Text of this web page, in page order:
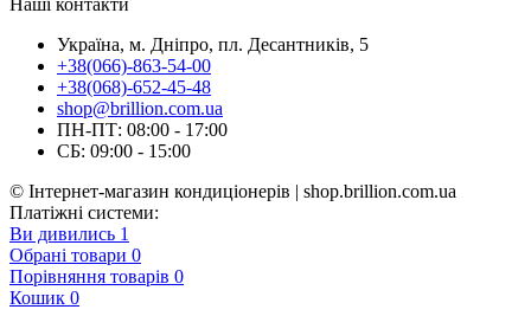
Україна, м. Дніпро, пл. Десантників, 5
+38(066)-863-54-00
+38(068)-652-45-48
shop@brillion.com.ua
ПН-ПТ: 08:00 - 17:00
СБ: 09:00 - 15:00
© Інтернет-магазин кондиціонерів | shop.brillion.com.ua
Платіжні системи:
Ви дивились 1
Обрані товари 0
Порівняння товарів 0
Кошик 0